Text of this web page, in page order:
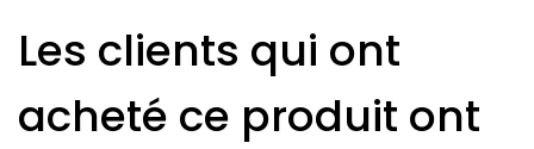
Les clients qui ont
acheté ce produit ont